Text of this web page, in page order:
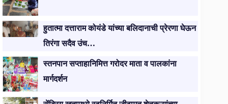
हुतात्मा दत्ताराम कोयंडे यांच्या बलिदानाची प्रेरणा घेऊन
तिरंगा सदैव उंच…
स्तनपान सप्ताहानिमित्त गरोदर माता व पालकांना
मार्गदर्शन